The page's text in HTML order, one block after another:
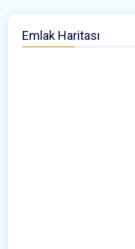
Emlak Haritası